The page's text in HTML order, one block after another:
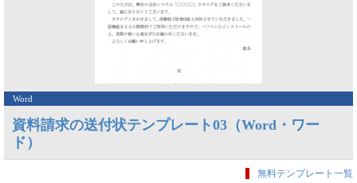
Word
資料請求の送付状テンプレート03（Word・ワー
ド）
無料テンプレート一覧